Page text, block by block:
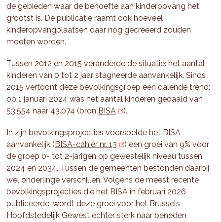
de gebieden waar de behoefte aan kinderopvang het
grootst is. De publicatie raamt ook hoeveel
kinderopvangplaatsen daar nog gecreëerd zouden
moeten worden.
Tussen 2012 en 2015 veranderde de situatie: het aantal
kinderen van 0 tot 2 jaar stagneerde aanvankelijk. Sinds
2015 vertoont deze bevolkingsgroep een dalende trend:
op 1 januari 2024 was het aantal kinderen gedaald van
53.554 naar 43.074 (bron BISA ).
In zijn bevolkingsprojecties voorspelde het BISA
aanvankelijk ( BISA-cahier nr. 13
) een groei van 9% voor
de groep 0- tot 2-jarigen op gewestelijk niveau tussen
2024 en 2034. Tussen de gemeenten bestonden daarbij
wel onderlinge verschillen. Volgens de meest recente
bevolkingsprojecties die het BISA in februari 2026
publiceerde, wordt deze groei voor het Brussels
Hoofdstedelijk Gewest echter sterk naar beneden